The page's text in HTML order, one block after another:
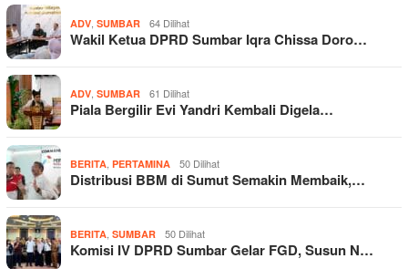
ADV SUMBAR 64 Dilihat
Wakil Ketua DPRD Sumbar Iqra Chissa Doro…
ADV SUMBAR 61 Dilihat
Piala Bergilir Evi Yandri Kembali Digela…
BERITA PERTAMINA 50 Dilihat
Distribusi BBM di Sumut Semakin Membaik,…
BERITA SUMBAR 50 Dilihat
Komisi IV DPRD Sumbar Gelar FGD, Susun N…